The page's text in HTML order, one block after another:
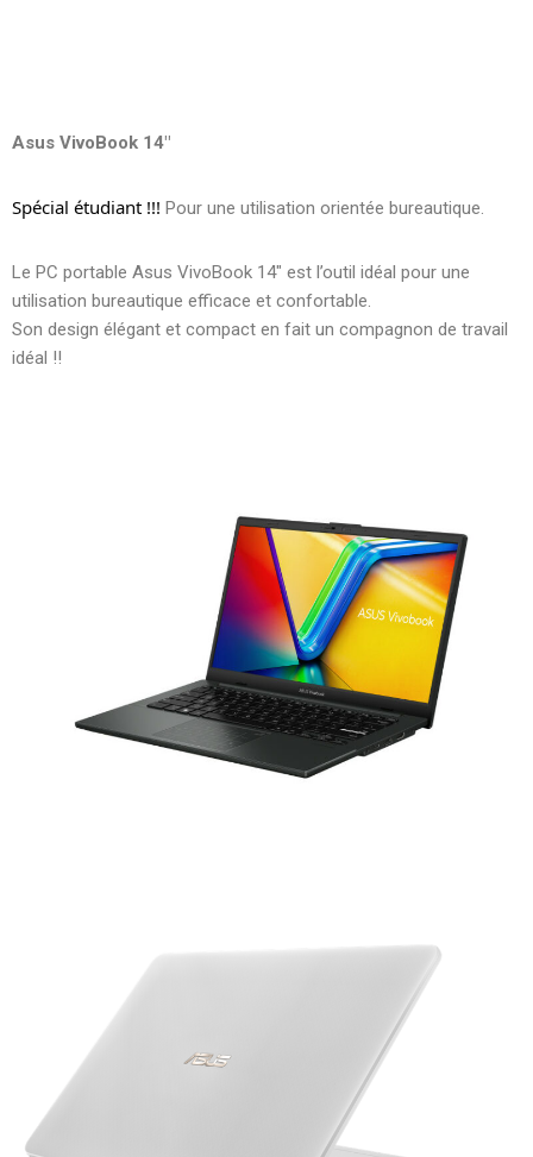
Asus VivoBook 14″
Spécial étudiant !!! Pour une utilisation orientée bureautique.
Le PC portable Asus VivoBook 14″ est l’outil idéal pour une
utilisation bureautique efficace et confortable.
Son design élégant et compact en fait un compagnon de travail
idéal !!